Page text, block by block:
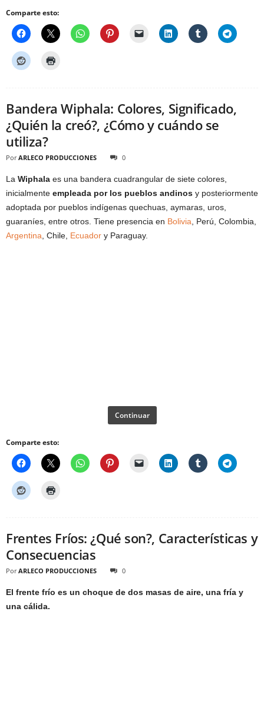
Comparte esto:
Bandera Wiphala: Colores, Significado,
¿Quién la creó?, ¿Cómo y cuándo se
utiliza?
Por ARLECO PRODUCCIONES 0
La Wiphala es una bandera cuadrangular de siete colores,
inicialmente empleada por los pueblos andinos y posteriormente
adoptada por pueblos indígenas quechuas, aymaras, uros,
guaraníes, entre otros. Tiene presencia en Bolivia , Perú, Colombia,
Argentina , Chile, Ecuador y Paraguay.
Continuar
Comparte esto:
Frentes Fríos: ¿Qué son?, Características y
Consecuencias
Por ARLECO PRODUCCIONES 0
El frente frío es un choque de dos masas de aire, una fría y
una cálida.